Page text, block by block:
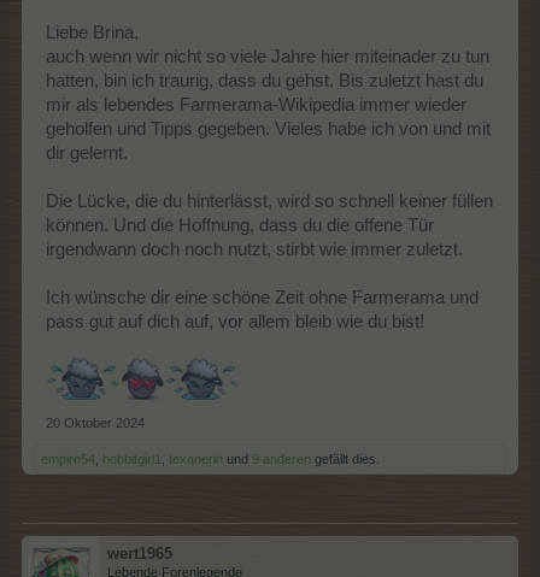
Liebe Brina,
auch wenn wir nicht so viele Jahre hier miteinader zu tun
hatten, bin ich traurig, dass du gehst. Bis zuletzt hast du
mir als lebendes Farmerama-Wikipedia immer wieder
geholfen und Tipps gegeben. Vieles habe ich von und mit
dir gelernt.
Die Lücke, die du hinterlässt, wird so schnell keiner füllen
können. Und die Hoffnung, dass du die offene Tür
irgendwann doch noch nutzt, stirbt wie immer zuletzt.
Ich wünsche dir eine schöne Zeit ohne Farmerama und
pass gut auf dich auf, vor allem bleib wie du bist!
20 Oktober 2024
empire54 hobbitgirl1 texanerin und 9 anderen gefällt dies.
wert1965
Lebende Forenlegende